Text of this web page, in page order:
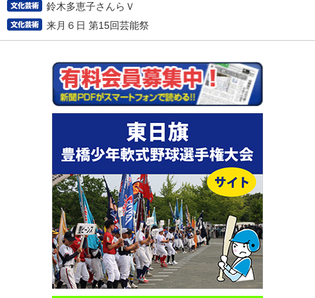
鈴木多恵子さんらＶ
来月６日 第15回芸能祭